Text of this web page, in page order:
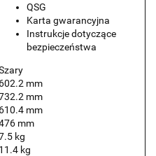
QSG
Karta gwarancyjna
Instrukcje dotyczące
bezpieczeństwa
602.2 mm
mm
610.4 mm
mm
kg
11.4 kg